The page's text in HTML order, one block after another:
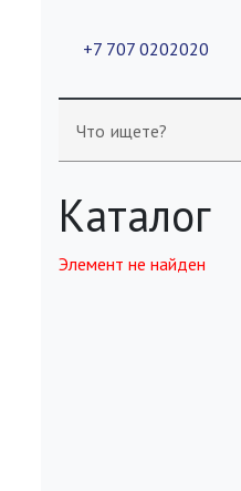
+7 707 0202020
Что ищете?
Каталог
Элемент не найден